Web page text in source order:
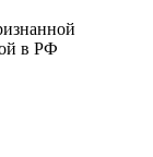
в РФ